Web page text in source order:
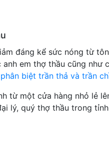
đáng kể sức nóng từ
em thợ thầu cũng
phân biệt trần thả và trần
từ một cửa hàng nhỏ lẻ
lý, quý thợ thầu trong